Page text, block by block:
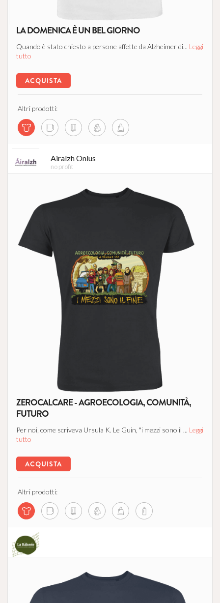
LA DOMENICA È UN BEL GIORNO
Quando è stato chiesto a persone affette da Alzheimer di... Leggi
tutto
ACQUISTA
Altri prodotti:
Airalzh Onlus
no profit
ZEROCALCARE - AGROECOLOGIA, COMUNITÀ,
FUTURO
Per noi, come scriveva Ursula K. Le Guin, "i mezzi sono il ... Leggi
tutto
ACQUISTA
Altri prodotti: